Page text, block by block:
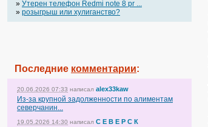
» Утерен телефон Redmi note 8 pr ...
» розыгрыш или хулиганство?
Последние комментарии:
20.06.2026 07:33 написал alex33kaw
Из-за крупной задолженности по алиментам
северчанин...
19.05.2026 14:30 написал С Е В Е Р С К